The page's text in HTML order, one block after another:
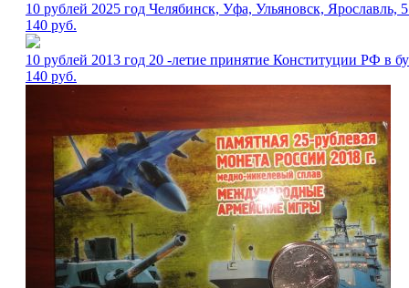
10 рублей 2025 год Челябинск, Уфа, Ульяновск, Ярославль,
140 руб.
10 рублей 2013 год 20 -летие принятие Конституции РФ в
140 руб.